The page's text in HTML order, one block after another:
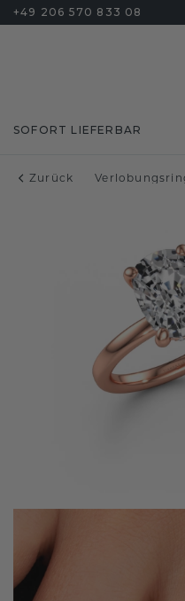
+49 206 570 833 08
SOFORT LIEFERBAR
Zurück